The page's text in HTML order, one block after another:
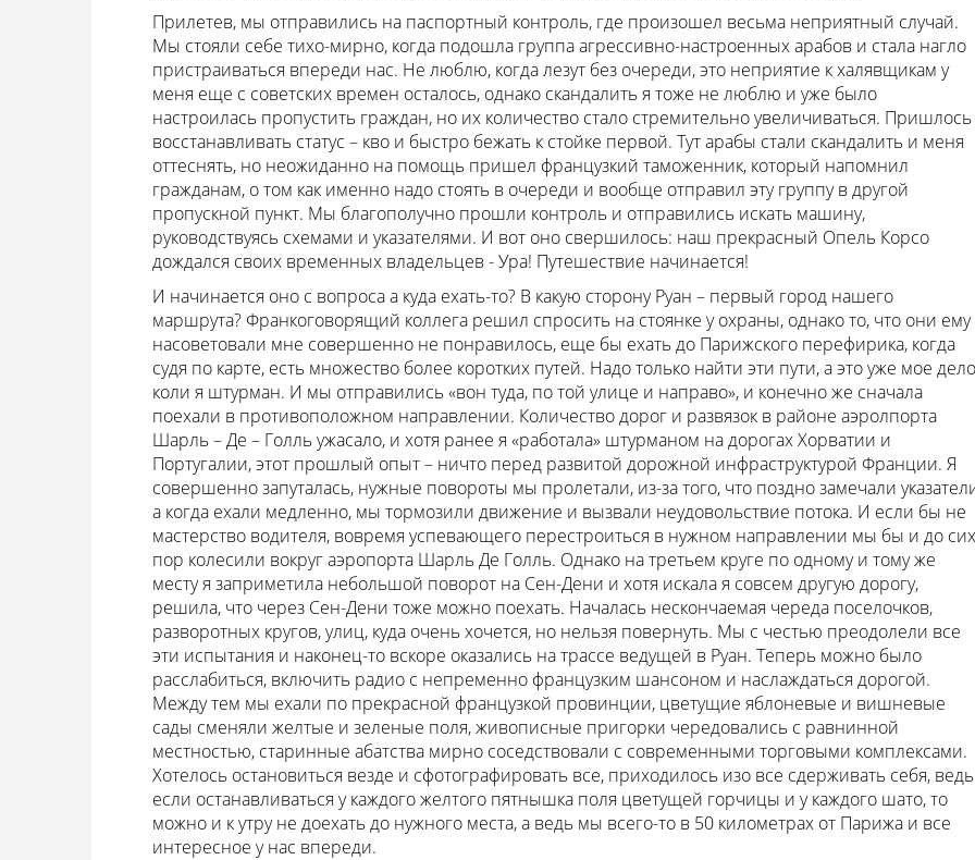
Прилетев, мы отправились на паспортный контроль, где произошел весьма неприятный случай.
Мы стояли себе тихо-мирно, когда подошла группа агрессивно-настроенных арабов и стала нагло
пристраиваться впереди нас. Не люблю, когда лезут без очереди, это неприятие к халявщикам у
меня еще с советских времен осталось, однако скандалить я тоже не люблю и уже было
настроилась пропустить граждан, но их количество стало стремительно увеличиваться. Пришлось
восстанавливать статус – кво и быстро бежать к стойке первой. Тут арабы стали скандалить и меня
оттеснять, но неожиданно на помощь пришел французкий таможенник, который напомнил
гражданам, о том как именно надо стоять в очереди и вообще отправил эту группу в другой
пропускной пункт. Мы благополучно прошли контроль и отправились искать машину,
руководствуясь схемами и указателями. И вот оно свершилось: наш прекрасный Опель Корсо
дождался своих временных владельцев - Ура! Путешествие начинается!
И начинается оно с вопроса а куда ехать-то? В какую сторону Руан – первый город нашего
маршрута? Франкоговорящий коллега решил спросить на стоянке у охраны, однако то, что они ему
насоветовали мне совершенно не понравилось, еще бы ехать до Парижского перефирика, когда
судя по карте, есть множество более коротких путей. Надо только найти эти пути, а это уже мое
коли я штурман. И мы отправились «вон туда, по той улице и направо», и конечно же сначала
поехали в противоположном направлении. Количество дорог и развязок в районе аэролпорта
Шарль – Де – Голль ужасало, и хотя ранее я «работала» штурманом на дорогах Хорватии и
Португалии, этот прошлый опыт – ничто перед развитой дорожной инфраструктурой Франции. Я
совершенно запуталась, нужные повороты мы пролетали, из-за того, что поздно замечали
а когда ехали медленно, мы тормозили движение и вызвали неудовольствие потока. И если бы не
мастерство водителя, вовремя успевающего перестроиться в нужном направлении мы бы и до сих
пор колесили вокруг аэропорта Шарль Де Голль. Однако на третьем круге по одному и тому же
месту я заприметила небольшой поворот на Сен-Дени и хотя искала я совсем другую дорогу,
решила, что через Сен-Дени тоже можно поехать. Началась нескончаемая череда поселочков,
разворотных кругов, улиц, куда очень хочется, но нельзя повернуть. Мы с честью преодолели все
эти испытания и наконец-то вскоре оказались на трассе ведущей в Руан. Теперь можно было
расслабиться, включить радио с непременно французким шансоном и наслаждаться дорогой.
Между тем мы ехали по прекрасной французкой провинции, цветущие яблоневые и вишневые
сады сменяли желтые и зеленые поля, живописные пригорки чередовались с равнинной
местностью, старинные абатства мирно соседствовали с современными торговыми комплексами.
Хотелось остановиться везде и сфотографировать все, приходилось изо все сдерживать себя, ведь
если останавливаться у каждого желтого пятнышка поля цветущей горчицы и у каждого шато, то
можно и к утру не доехать до нужного места, а ведь мы всего-то в 50 километрах от Парижа и все
интересное у нас впереди.